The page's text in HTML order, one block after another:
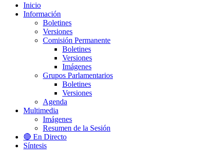
Inicio
Información
Boletines
Versiones
Comisión Permanente
Boletines
Versiones
Imágenes
Grupos Parlamentarios
Boletines
Versiones
Agenda
Multimedia
Imágenes
Resumen de la Sesión
🔴 En Directo
Síntesis